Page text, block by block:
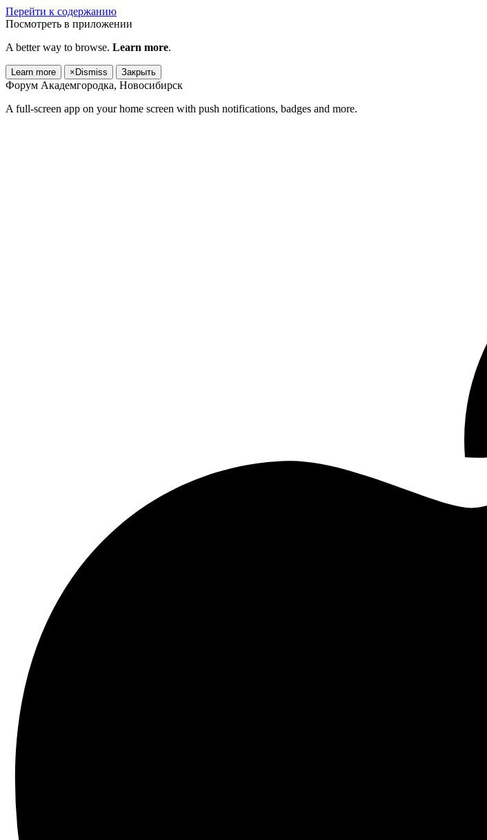
Перейти к содержанию
Посмотреть в приложении
A better way to browse. Learn more.
Learn more × Dismiss Закрыть
Форум Академгородка, Новосибирск
A full-screen app on your home screen with push notifications, badges and more.